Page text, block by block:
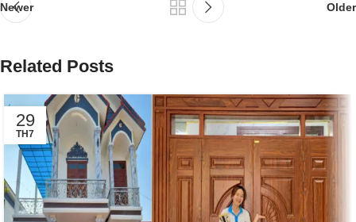
Newer Older
Related Posts
29
TH7